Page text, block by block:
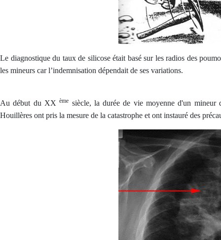
Le diagnostique du taux de silicose était basé sur les radios des
les mineurs car l’indemnisation dépendait de ses variations.
Au début du XXème siècle, la durée de vie moyenne d'un mineur
Houillères ont pris la mesure de la catastrophe et ont instauré des